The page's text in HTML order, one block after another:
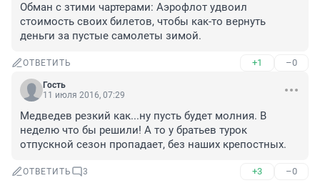
Обман с зтими чартерами: Аэрофлот удвоил
стоимость своих билетов, чтобы как-то вернуть
деньги за пустые самолеты зимой.
ОТВЕТИТЬ +1 –0
Гость
11 июля 2016, 07:29
Медведев резкий как...ну пусть будет молния. В
неделю что бы решили! А то у братьев турок
отпускной сезон пропадает, без наших крепостных.
ОТВЕТИТЬ 3 +3 –0